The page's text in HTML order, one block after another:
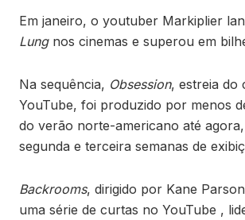
Em janeiro, o youtuber Markiplier
Lungnos cinemas e superou em
Na sequência, Obsession, estreia do
YouTube, foi produzido por menos
do verão norte-americano até
segunda e terceira semanas de
Backrooms, dirigido por Kane
uma série de curtas no YouTube ,